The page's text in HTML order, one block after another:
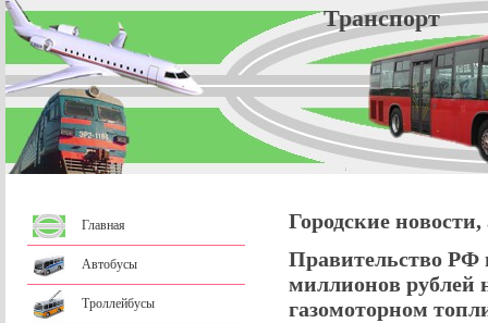
Главная
Автобусы
Троллейбусы
Городские
Правительство РФ
миллионов рублей
газомоторном